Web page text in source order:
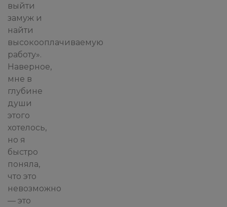
выйти
замуж и
найти
высокооплачиваемую
работу».
Наверное,
мне в
глубине
души
этого
хотелось,
но я
быстро
поняла,
что это
невозможно
— это